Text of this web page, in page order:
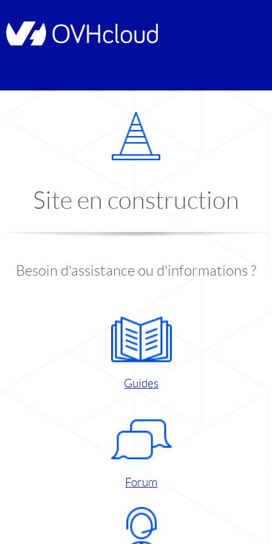
Site en construction
Besoin d'assistance ou d'informations ?
Guides
Forum